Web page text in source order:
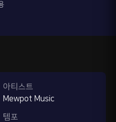
아티스트
Mewpot Music
템포